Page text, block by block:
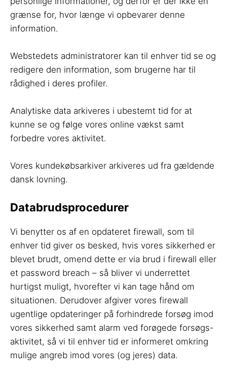
grænse for, hvor længe vi opbevarer denne
information.
Webstedets administratorer kan til enhver tid se og
redigere den information, som brugerne har til
rådighed i deres profiler.
Analytiske data arkiveres i ubestemt tid for at
kunne se og følge vores online vækst samt
forbedre vores aktivitet.
Vores kundekøbsarkiver arkiveres ud fra gældende
dansk lovning.
Databrudsprocedurer
Vi benytter os af en opdateret firewall, som til
enhver tid giver os besked, hvis vores sikkerhed er
blevet brudt, omend dette er via brud i firewall eller
et password breach – så bliver vi underrettet
hurtigst muligt, hvorefter vi kan tage hånd om
situationen. Derudover afgiver vores firewall
ugentlige opdateringer på forhindrede forsøg imod
vores sikkerhed samt alarm ved forøgede forsøgs-
aktivitet, så vi til enhver tid er informeret omkring
mulige angreb imod vores (og jeres) data.